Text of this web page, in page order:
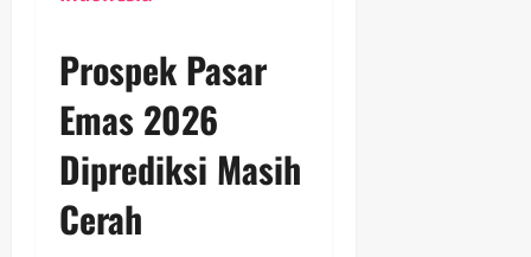
Prospek Pasar
Emas 2026
Diprediksi Masih
Cerah